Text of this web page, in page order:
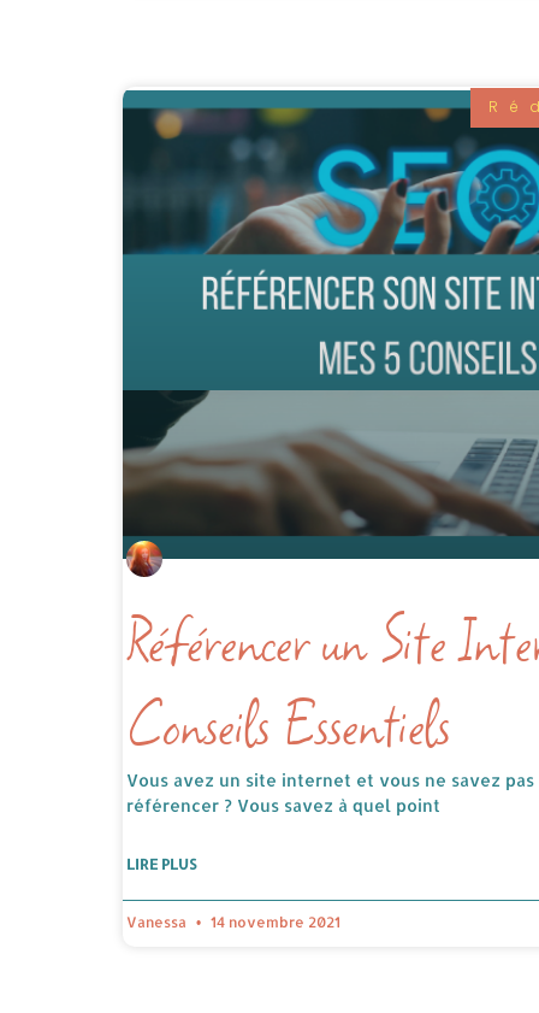
Référencer un Site
Conseils Essentiels
Vous avez un site internet et vous ne savez
référencer ? Vous savez à quel point
LIRE PLUS
Vanessa 14 novembre 2021